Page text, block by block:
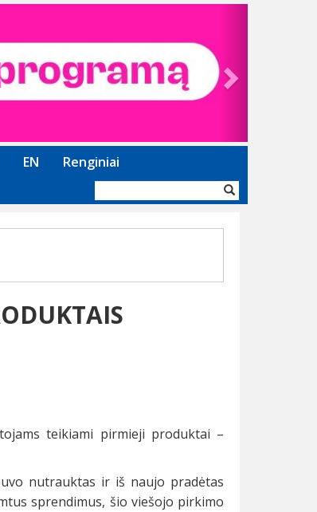
EN Renginiai
forma
teikiami pirmieji produktai –
nutrauktas ir iš naujo pradėtas
sprendimus, šio viešojo pirkimo